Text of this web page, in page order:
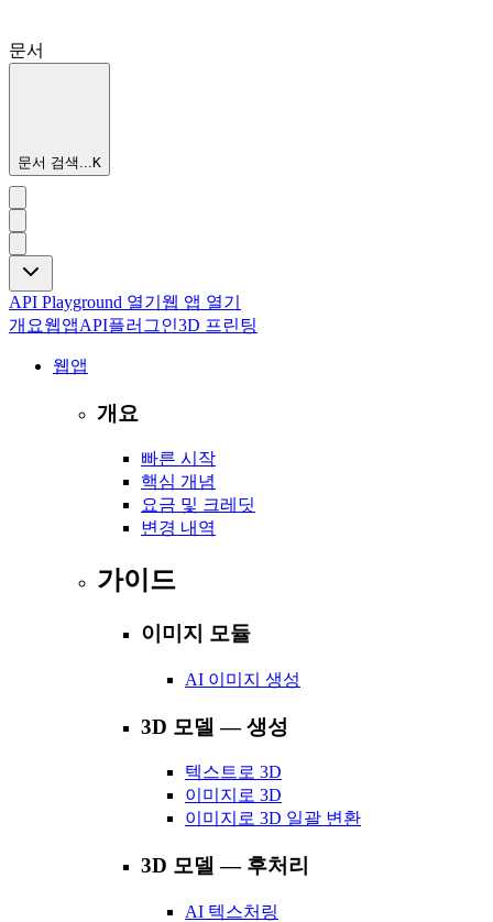
문서
문서 검색...K
API Playground 열기 웹 앱 열기
개요웹앱API플러그인3D 프린팅
웹앱
개요
빠른 시작
핵심 개념
요금 및 크레딧
변경 내역
가이드
이미지 모듈
AI 이미지 생성
3D 모델 — 생성
텍스트로 3D
이미지로 3D
이미지로 3D 일괄 변환
3D 모델 — 후처리
AI 텍스처링